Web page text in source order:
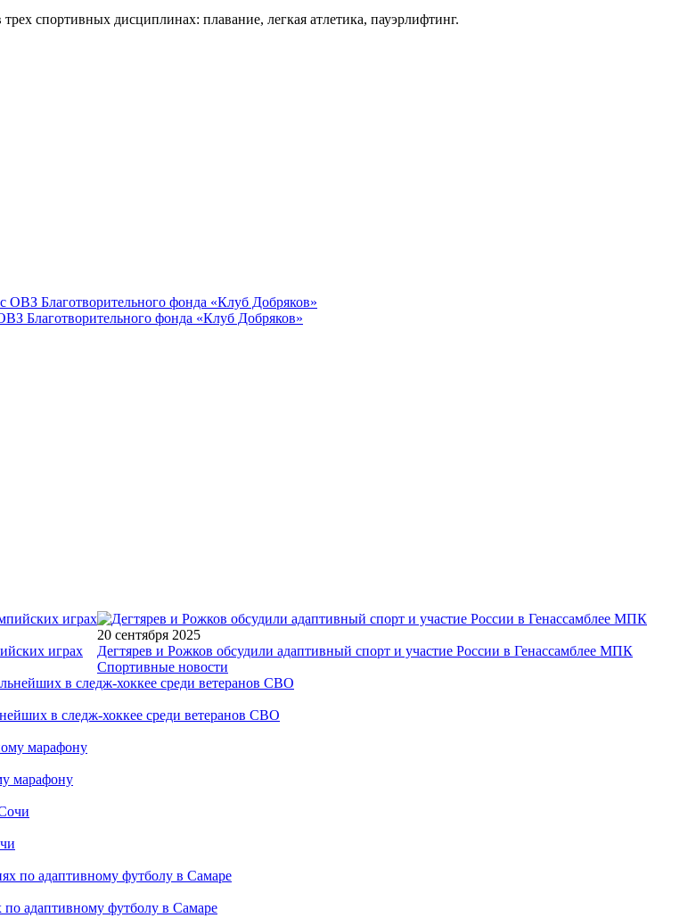
спортивных дисциплинах: плавание, легкая атлетика, пауэрлифтинг.
Благотворительного фонда «Клуб Добряков»
играх
20 сентября 2025
Дегтярев и Рожков обсудили адаптивный спорт и участие России в Генассамблее МПК
Спортивные новости
в следж-хоккее среди ветеранов СВО
марафону
по адаптивному футболу в Самаре